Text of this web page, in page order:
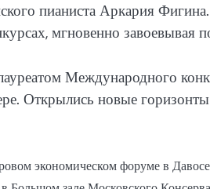
пианиста Аркария
мгновенно завоевывая
Международного
Открылись новые
экономическом форуме в